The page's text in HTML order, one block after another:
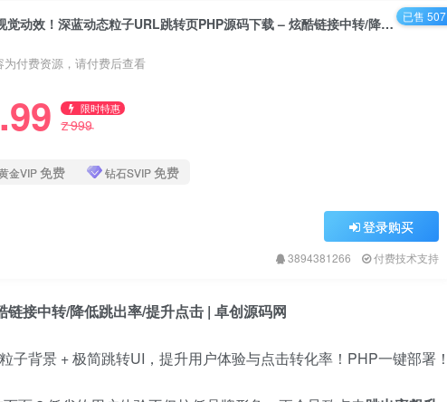
绝美视觉动效！深蓝动态粒子URL跳转页PHP源码下载 – 炫酷链接中转/降低跳出率/提升点击 | 卓创源码网
为付费资源，请付费后查看
限时特惠
Z999
金VIP免费 钻石SVIP免费
登录购买
3894381266 付费技术支持
已售 507
接中转/降低跳出率/提升点击 | 卓创源码网
背景 + 极简跳转UI，提升用户体验与点击转化率！PHP一键部署！